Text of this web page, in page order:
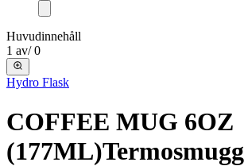
Huvudinnehåll
1 av/ 0
Hydro Flask
COFFEE MUG 6OZ
(177ML)Termosmugg